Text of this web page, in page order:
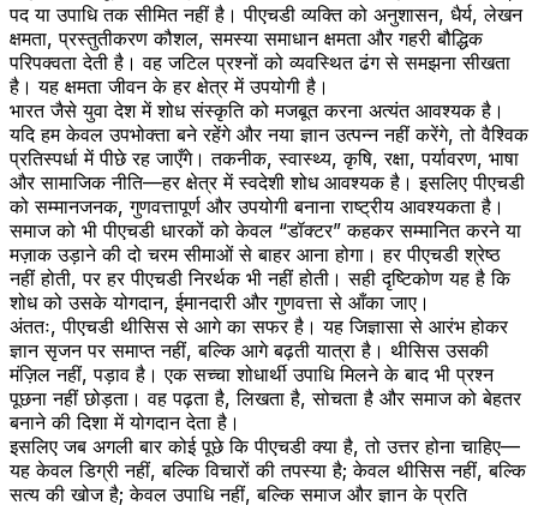
पद या उपाधि तक सीमित नहीं है। पीएचडी व्यक्ति को अनुशासन, धैर्य, लेखन
क्षमता, प्रस्तुतीकरण कौशल, समस्या समाधान क्षमता और गहरी बौद्धिक
परिपक्वता देती है। वह जटिल प्रश्नों को व्यवस्थित ढंग से समझना सीखता
है। यह क्षमता जीवन के हर क्षेत्र में उपयोगी है।
भारत जैसे युवा देश में शोध संस्कृति को मजबूत करना अत्यंत आवश्यक है।
यदि हम केवल उपभोक्ता बने रहेंगे और नया ज्ञान उत्पन्न नहीं करेंगे, तो वैश्विक
प्रतिस्पर्धा में पीछे रह जाएँगे। तकनीक, स्वास्थ्य, कृषि, रक्षा, पर्यावरण, भाषा
और सामाजिक नीति—हर क्षेत्र में स्वदेशी शोध आवश्यक है। इसलिए पीएचडी
को सम्मानजनक, गुणवत्तापूर्ण और उपयोगी बनाना राष्ट्रीय आवश्यकता है।
समाज को भी पीएचडी धारकों को केवल “डॉक्टर” कहकर सम्मानित करने या
मज़ाक उड़ाने की दो चरम सीमाओं से बाहर आना होगा। हर पीएचडी श्रेष्ठ
नहीं होती, पर हर पीएचडी निरर्थक भी नहीं होती। सही दृष्टिकोण यह है कि
शोध को उसके योगदान, ईमानदारी और गुणवत्ता से आँका जाए।
अंततः, पीएचडी थीसिस से आगे का सफर है। यह जिज्ञासा से आरंभ होकर
ज्ञान सृजन पर समाप्त नहीं, बल्कि आगे बढ़ती यात्रा है। थीसिस उसकी
मंज़िल नहीं, पड़ाव है। एक सच्चा शोधार्थी उपाधि मिलने के बाद भी प्रश्न
पूछना नहीं छोड़ता। वह पढ़ता है, लिखता है, सोचता है और समाज को बेहतर
बनाने की दिशा में योगदान देता है।
इसलिए जब अगली बार कोई पूछे कि पीएचडी क्या है, तो उत्तर होना चाहिए—
यह केवल डिग्री नहीं, बल्कि विचारों की तपस्या है; केवल थीसिस नहीं, बल्कि
सत्य की खोज है; केवल उपाधि नहीं, बल्कि समाज और ज्ञान के प्रति